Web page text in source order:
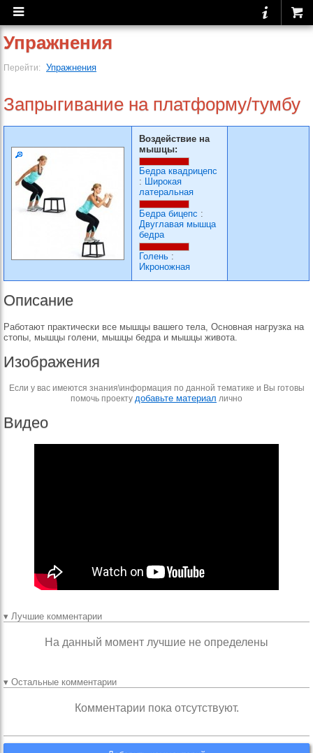
Упражнения
Перейти: Упражнения
Запрыгивание на платформу/тумбу
Воздействие на
мышцы:
Бедра квадрицепс
: Широкая
латеральная
Бедра бицепс :
Двуглавая мышца
бедра
Голень :
Икроножная
Описание
Работают практически все мышцы вашего тела, Основная нагрузка на
стопы, мышцы голени, мышцы бедра и мышцы живота.
Изображения
Если у вас имеются знания\информация по данной тематике и Вы готовы
помочь проекту добавьте материал лично
Видео
▾ Лучшие комментарии
На данный момент лучшие не определены
▾ Остальные комментарии
Комментарии пока отсутствуют.